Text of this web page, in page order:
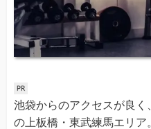
池袋からのアクセスが良
の上板橋・東武練馬エリ